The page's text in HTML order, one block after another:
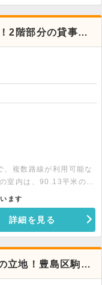
2階部分の貸事務
、複数路線が利用可能な
室内は、90.13平米の
はお問い合わせくださ
ます
詳細を見る
立地！豊島区駒込